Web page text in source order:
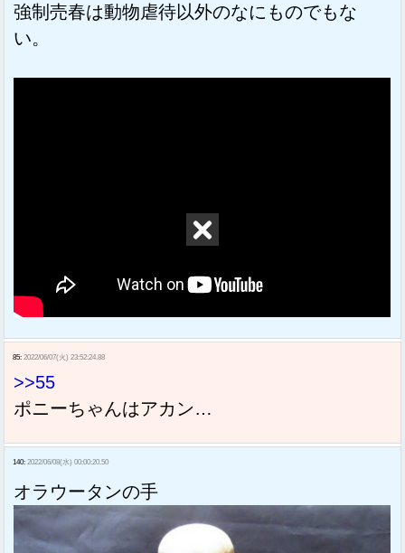
強制売春は動物虐待以外のなにものでもな
い。
85: 2022/06/07(火) 23:52:24.88
>>55
ポニーちゃんはアカン…
140: 2022/06/08(水) 00:00:20.50
オラウータンの手